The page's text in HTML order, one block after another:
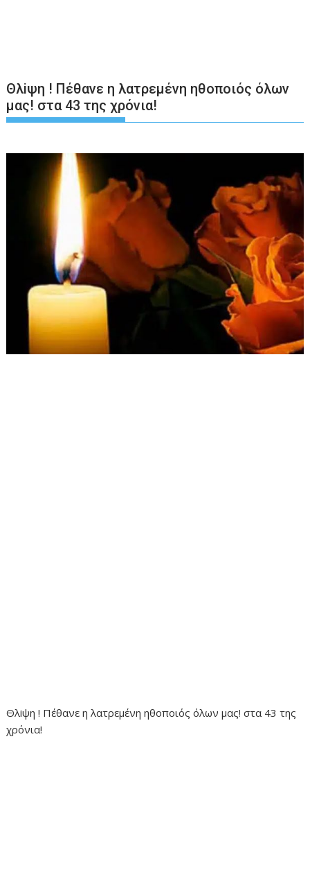
Θλiψη ! Πέθανε η λατρεμένη ηθοποιός όλων
μας! στα 43 της χρόνια!
Θλiψη ! Πέθανε η λατρεμένη ηθοποιός όλων μας! στα 43 της
χρόνια!